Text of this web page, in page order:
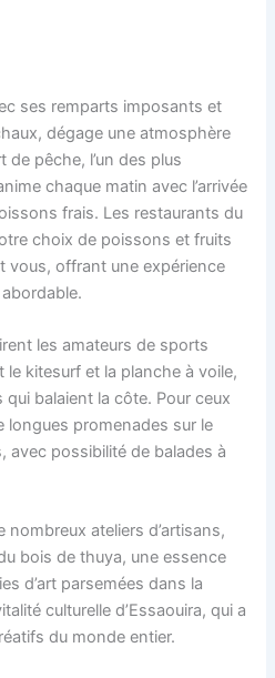
ses remparts imposants et
dégage une atmosphère
pêche, l’un des plus
chaque matin avec l’arrivée
frais. Les restaurants du
choix de poissons et fruits
vous, offrant une expérience
les amateurs de sports
le kitesurf et la planche à voile,
balaient la côte. Pour ceux
longues promenades sur le
avec possibilité de balades à
nombreux ateliers d’artisans,
bois de thuya, une essence
d’art parsemées dans la
culturelle d’Essaouira, qui a
du monde entier.